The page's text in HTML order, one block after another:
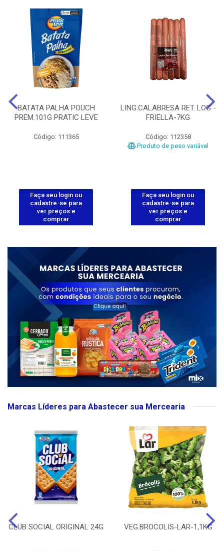
BATATA PALHA POUCH
PREM.101G PRATIC LEVE
Código: 111365
Faça seu login ou
cadastre-se para
ver preços e
comprar
LING.CALABRESA RET. LOG -
FRIELLA-7KG
Código: 112358
Produto de peso variável
Faça seu login ou
cadastre-se para
ver preços e
comprar
Marcas Líderes para Abastecer sua Mercearia
CLUB SOCIAL ORIGINAL 24G VEG.BROCOLIS-LAR-1,1KG